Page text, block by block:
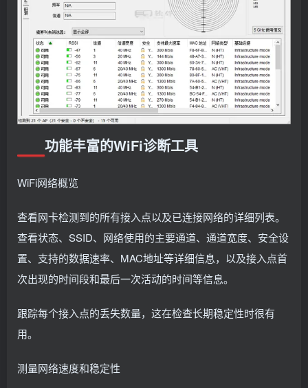
功能丰富的WiFi诊断工具
WiFi网络概览
查看网卡检测到的所有接入点以及已连接网络的详细列表。
查看状态、SSID、网络使用的主要通道、通道宽度、安全设
置、支持的数据速率、MAC地址等详细信息，以及接入点首
次出现的时间段和最后一次活动的时间等信息。
跟踪每个接入点的丢失数量，这在检查长期稳定性时很有
用。
测量网络速度和稳定性